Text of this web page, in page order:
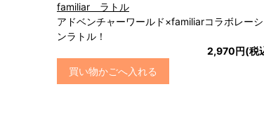
familiar ラトル
アドベンチャーワールド×familiarコラボレーシ
ンラトル！
2,970円(税
買い物かごへ入れる